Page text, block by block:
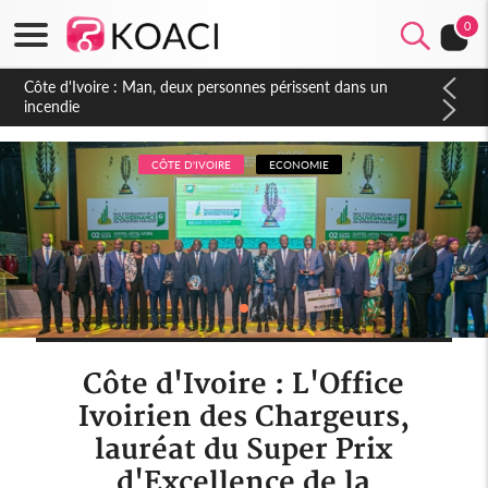
0
Côte d'Ivoire : Séileu, la célébration de la fête nationale
transformée en vaste campagne contre les produits
dépigmentants dangereux
CÔTE D'IVOIRE ECONOMIE
Côte d'Ivoire : L'Office
Ivoirien des Chargeurs,
lauréat du Super Prix